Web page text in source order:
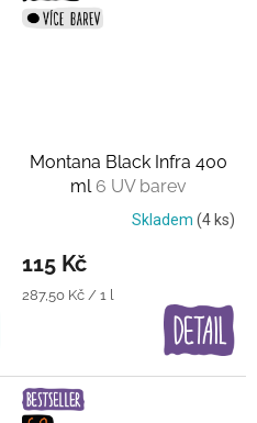
Montana Black Infra 400
ml 6 UV barev
Skladem (4 ks)
115 Kč
Měrná
287,50 Kč / 1 l